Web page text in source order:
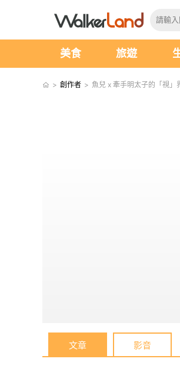
美食 旅遊
> 創作者 > 魚兒 x 牽手明太子的「視」
文章 影音